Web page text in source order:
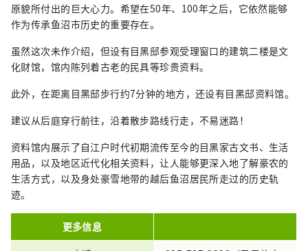
原貌所付出的巨大心力。希望在50年、100年之后，它依然能够
作为传承鱼沼市历史的重要存在。
虽然这次未作介绍，但设有目黑邸参观受理窗口的建筑二楼是文
化财馆，馆内陈列着古老的民具等珍贵资料。
此外，在距离目黑邸步行约7分钟的地方，还设有目黑邸资料馆。
建议从后庭穿行前往，沿着散步路线行走，不易迷路！
资料馆内展示了自江户时代初期流传至今的目黑家古文书、生活
用品，以及地区近代化相关资料，让人能够更深入地了解豪农的
生活方式，以及身处豪雪地带的越后鱼沼居民所走过的历史轨
迹。
更多信息